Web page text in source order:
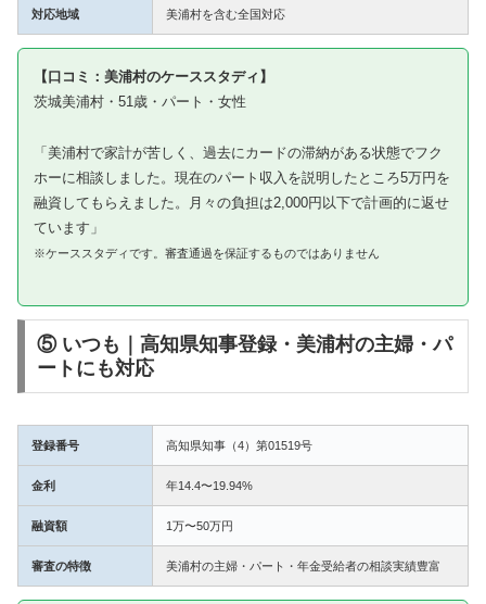
対応地域 美浦村を含む全国対応
【口コミ：美浦村のケーススタディ】
茨城美浦村・51歳・パート・女性
「美浦村で家計が苦しく、過去にカードの滞納がある状態でフク
ホーに相談しました。現在のパート収入を説明したところ5万円を
融資してもらえました。月々の負担は2,000円以下で計画的に返せ
ています」
※ケーススタディです。審査通過を保証するものではありません
⑤ いつも｜高知県知事登録・美浦村の主婦・パ
ートにも対応
登録番号 高知県知事（4）第01519号
金利 年14.4〜19.94%
融資額 1万〜50万円
審査の特徴 美浦村の主婦・パート・年金受給者の相談実績豊富